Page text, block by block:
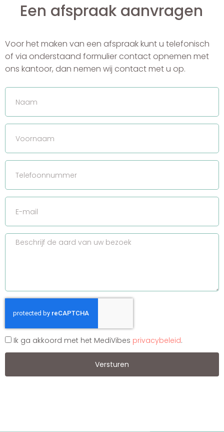
Een afspraak aanvragen
Voor het maken van een afspraak kunt u telefonisch
of via onderstaand formulier contact opnemen met
ons kantoor, dan nemen wij contact met u op.
Ik ga akkoord met het MediVibes privacybeleid.
Versturen